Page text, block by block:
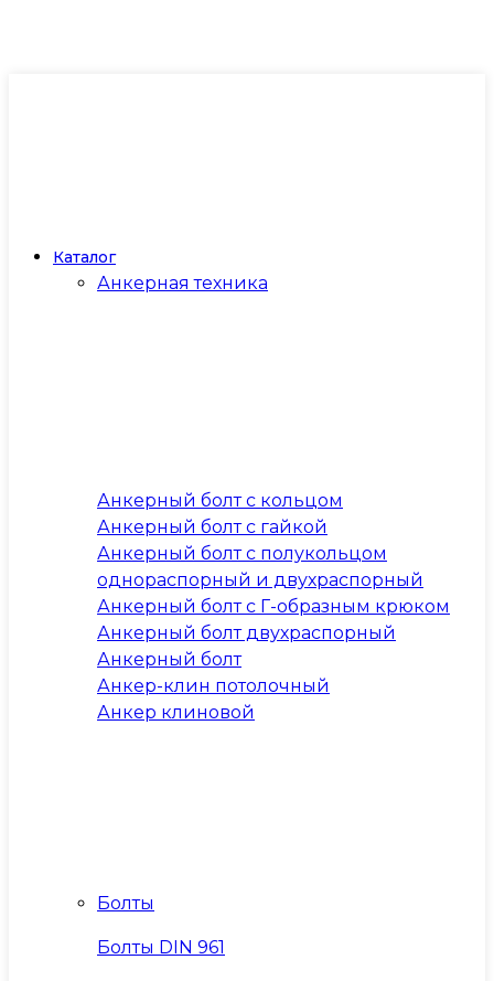
Каталог
Анкерная техника
Анкерный болт с кольцом
Анкерный болт с гайкой
Анкерный болт с полукольцом
однораспорный и двухраспорный
Анкерный болт с Г-образным крюком
Анкерный болт двухраспорный
Анкерный болт
Анкер-клин потолочный
Анкер клиновой
Болты
Болты DIN 961